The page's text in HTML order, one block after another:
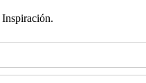
Inspiración.